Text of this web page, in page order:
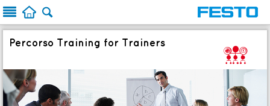
  
Percorso Training for Trainers S